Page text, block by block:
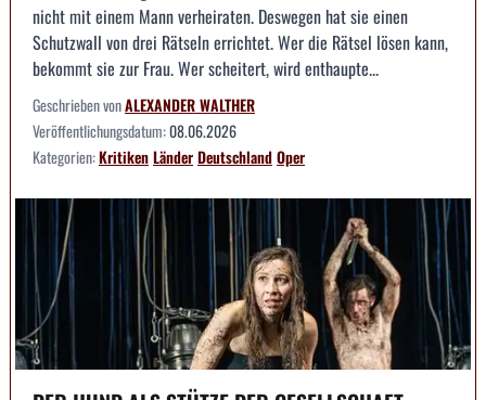
nicht mit einem Mann verheiraten. Deswegen hat sie einen
Schutzwall von drei Rätseln errichtet. Wer die Rätsel lösen kann,
bekommt sie zur Frau. Wer scheitert, wird enthaupte...
Geschrieben vonALEXANDER WALTHER
Veröffentlichungsdatum:08.06.2026
Kategorien:KritikenLänderDeutschlandOper